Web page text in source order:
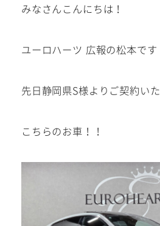
在庫車は下記サイトにも掲載
みなさんこんにちは！
ユーロハーツ 広報の松本です
先日静岡県S様よりご契約い
こちらのお車！！